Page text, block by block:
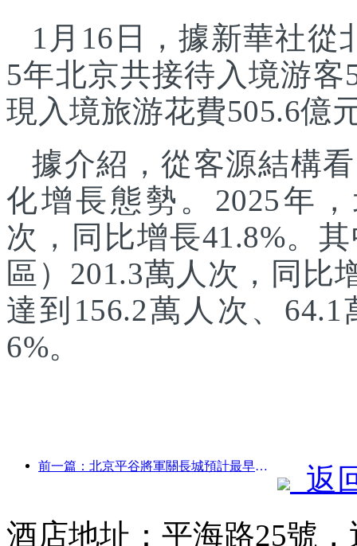
1月16日，據新華社從
5年北京共接待入境游客
現入境旅游花費505.6億
據介紹，從客源結構
化增長態勢。2025年
次，同比增長41.8%。
區）201.3萬人次，同比
達到156.2萬人次、
6%。
前一篇：北京平谷將軍關長城預計最早于2026年底開門迎客
返
酒店地址：平海路25號